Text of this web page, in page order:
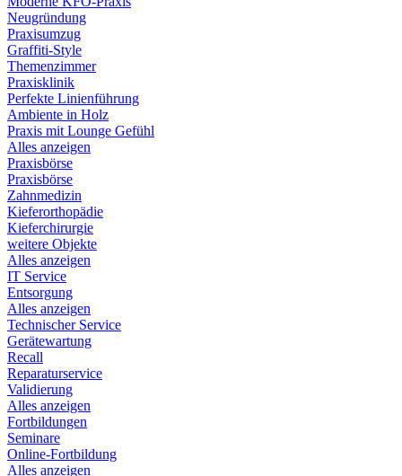
Neugründung
Praxisumzug
Graffiti-Style
Themenzimmer
Praxisklinik
Perfekte Linienführung
Ambiente in Holz
Praxis mit Lounge Gefühl
Alles anzeigen
Praxisbörse
Praxisbörse
Zahnmedizin
Kieferorthopädie
Kieferchirurgie
weitere Objekte
Alles anzeigen
IT Service
Entsorgung
Alles anzeigen
Technischer Service
Gerätewartung
Recall
Reparaturservice
Validierung
Alles anzeigen
Fortbildungen
Seminare
Online-Fortbildung
Alles anzeigen